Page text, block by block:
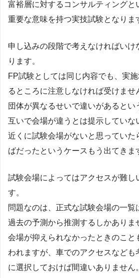
富裕層に対するコンサルティングと
重要な意味を持つ実技試験となりま
申し込みの段階で考えなければいけ
ります。
FP試験としては同じ内容でも、実
るところに注意しなければ受けませ
団体が異なるせいで違いがあるとい
互いで会場が違うとは提示していな
近くに試験会場がないと思っていた
ばだったというケースもう出てきま
試験会場によってはアクセスが難し
す。
問題なのは、正式な試験会場の一覧
過去の予測から推測するしかありま
会場が抑えられなかったときのこと
われますが、車でのアクセスなども
に選択しておけば間違いありません。